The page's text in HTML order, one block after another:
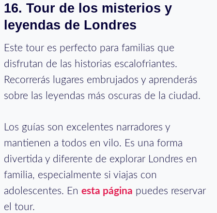
16. Tour de los misterios y
leyendas de Londres
Este tour es perfecto para familias que
disfrutan de las historias escalofriantes.
Recorrerás lugares embrujados y aprenderás
sobre las leyendas más oscuras de la ciudad.
Los guías son excelentes narradores y
mantienen a todos en vilo. Es una forma
divertida y diferente de explorar Londres en
familia, especialmente si viajas con
adolescentes. En esta página puedes reservar
el tour.